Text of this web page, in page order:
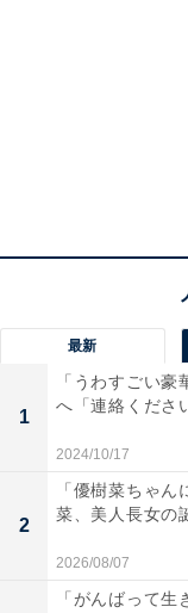
最新
1
「うわすごい
へ「連絡くださ
2024/10/17
2
「優樹菜ちゃ
菜、美人長女の
2026/08/07
「がんばって